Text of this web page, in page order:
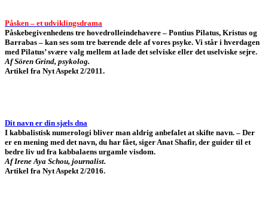
Påsken – et udviklingsdrama
Påskebegivenhedens tre hovedrolleindehavere – Pontius Pilatus, Kristus og
Barrabas – kan ses som tre bærende dele af vores psyke. Vi står i hverdagen
med Pilatus’ svære valg mellem at lade det selviske eller det uselviske sejre.
Af Sören Grind, psykolog.
Artikel fra Nyt Aspekt 2/2011.
Dit navn er din sjæls dna
I kabbalistisk numerologi bliver man aldrig anbefalet at skifte navn. – Der
er en mening med det navn, du har fået, siger Anat Shafir, der guider til et
bedre liv ud fra kabbalaens urgamle visdom.
Af Irene Aya Schou, journalist.
Artikel fra Nyt Aspekt 2/2016.